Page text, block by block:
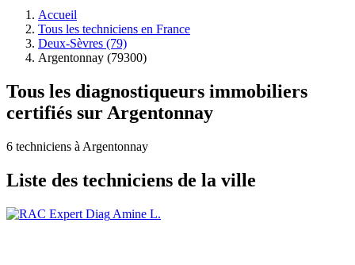
Accueil
Tous les techniciens en France
Deux-Sèvres (79)
Argentonnay (79300)
Tous les diagnostiqueurs immobiliers
certifiés sur Argentonnay
6 techniciens à Argentonnay
Liste des techniciens de la ville
Amine L.